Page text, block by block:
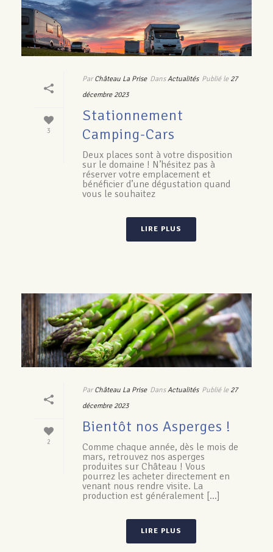
3
Par Château La Prise Dans Actualités Publié le 27
décembre 2023
Stationnement
Camping-Cars
Deux places sont à votre disposition
sur le domaine ! N’hésitez pas à
réserver votre emplacement et
bénéficier d’une dégustation quand
vous le souhaitez
LIRE PLUS
2
Par Château La Prise Dans Actualités Publié le 27
décembre 2023
Bientôt nos Asperges !
Comme chaque année, dès le mois de
mars, retrouvez nos asperges
produites sur Château ! Vous
pourrez les acheter directement en
venant nous rendre visite. La
production est généralement [...]
LIRE PLUS